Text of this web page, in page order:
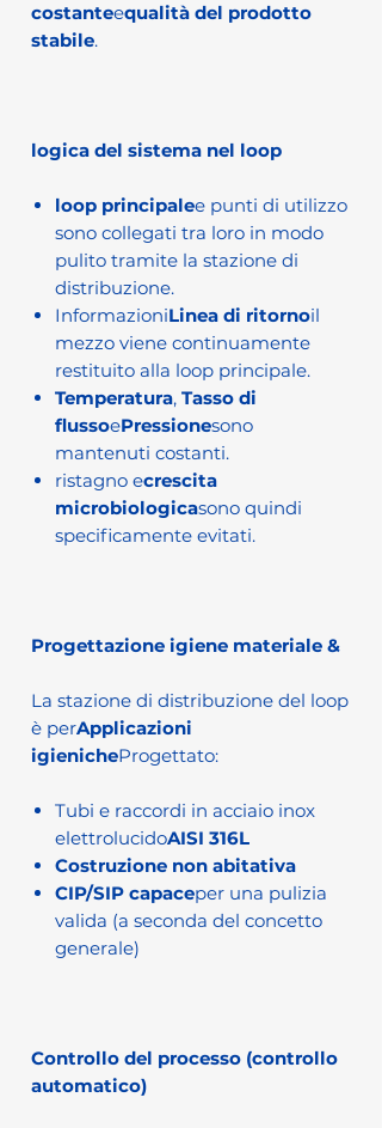
costanteequalità del prodotto
stabile.
logica del sistema nel loop
loop principalee punti di utilizzo
sono collegati tra loro in modo
pulito tramite la stazione di
distribuzione.
InformazioniLinea di ritornoil
mezzo viene continuamente
restituito alla loop principale.
Temperatura, Tasso di
flussoePressionesono
mantenuti costanti.
ristagno ecrescita
microbiologicasono quindi
specificamente evitati.
Progettazione igiene materiale &
La stazione di distribuzione del loop
è perApplicazioni
igienicheProgettato:
Tubi e raccordi in acciaio inox
elettrolucidoAISI 316L
Costruzione non abitativa
CIP/SIP capaceper una pulizia
valida (a seconda del concetto
generale)
Controllo del processo (controllo
automatico)